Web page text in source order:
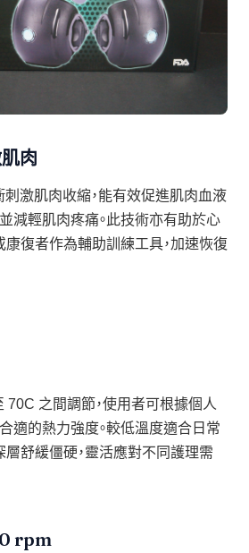
肉
激肌肉收縮，能有效促進肌肉血液
減輕肌肉疼痛。此技術亦有助於心
康復者作為輔助訓練工具，加速恢復
之間調節，使用者可根據個人
適的熱力強度。較低溫度適合日常
層舒緩僵硬，靈活應對不同護理需
rpm